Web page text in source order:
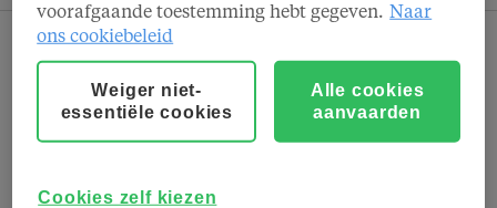
voorafgaande toestemming hebt gegeven. Naar
ons cookiebeleid
Cookies zelf kiezen
Weiger niet-
essentiële cookies
Alle cookies
aanvaarden